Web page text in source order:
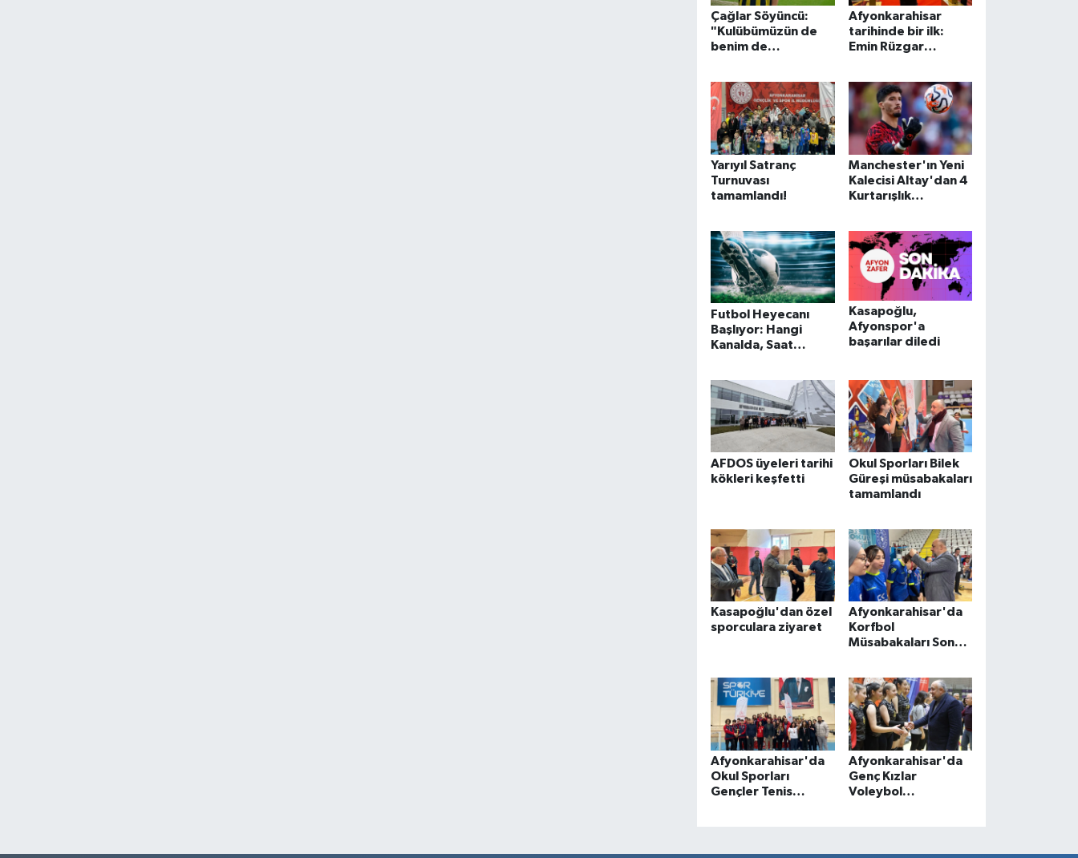
Çağlar Söyüncü:
"Kulübümüzün de
benim de
Afyonkarahisar
tarihinde bir ilk:
Emin Rüzgar
girdi
Yarıyıl Satranç
Turnuvası
tamamlandı!
Manchester'ın Yeni
Kalecisi Altay'dan 4
Kurtarışlık
Futbol Heyecanı
Başlıyor: Hangi
Kanalda, Saat
a!
Kasapoğlu,
Afyonspor'a
başarılar diledi
AFDOS üyeleri tarihi
kökleri keşfetti
Okul Sporları Bilek
Güreşi müsabakaları
tamamlandı
Kasapoğlu'dan özel
sporculara ziyaret
Afyonkarahisar'da
Korfbol
Müsabakaları Sona
Afyonkarahisar'da
Okul Sporları
Gençler Tenis
Afyonkarahisar'da
Genç Kızlar
Voleybol